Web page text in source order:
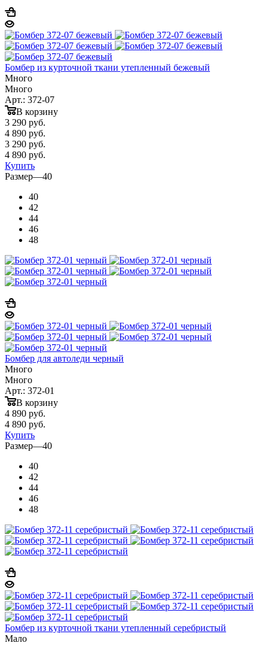
Бомбер из курточной ткани утепленный бежевый
Много
Много
Арт.: 372-07
В корзину
3 290 руб.
4 890 руб.
3 290 руб.
4 890 руб.
Купить
Размер—40
40
42
44
46
48
Бомбер для автоледи черный
Много
Много
Арт.: 372-01
В корзину
4 890 руб.
4 890 руб.
Купить
Размер—40
40
42
44
46
48
Бомбер из курточной ткани утепленный серебристый
Мало